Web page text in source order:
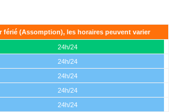
férié (Assomption), les horaires peuvent varier
24h/24
24h/24
24h/24
24h/24
24h/24